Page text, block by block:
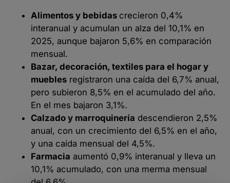
Alimentos y bebidas crecieron 0,4%
interanual y acumulan un alza del 10,1% en
2025, aunque bajaron 5,6% en comparación
mensual.
Bazar, decoración, textiles para el hogar y
muebles registraron una caída del 6,7% anual,
pero subieron 8,5% en el acumulado del año.
En el mes bajaron 3,1%.
Calzado y marroquinería descendieron 2,5%
anual, con un crecimiento del 6,5% en el año,
y una caída mensual del 4,5%.
Farmacia aumentó 0,9% interanual y lleva un
10,1% acumulado, con una merma mensual